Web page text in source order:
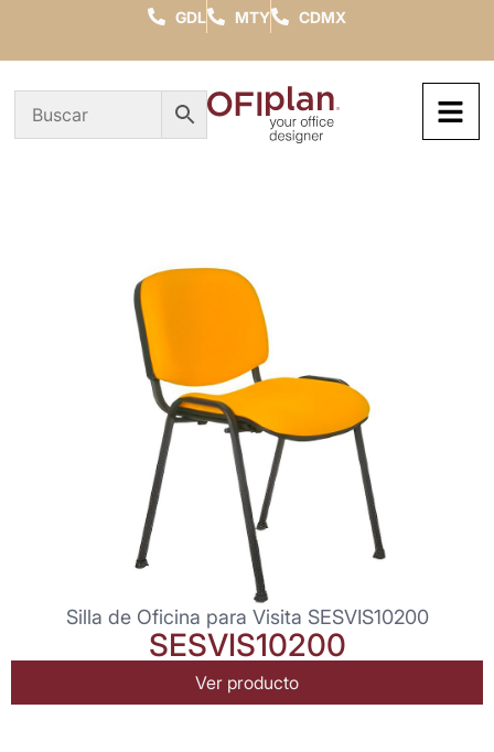
GDL MTY CDMX
Silla de Oficina para Visita SESVIS10200
SESVIS10200
Ver producto